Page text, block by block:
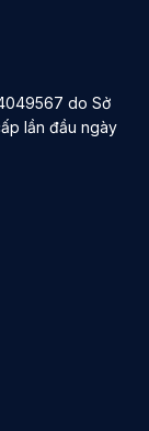
do Sở
lần đầu ngày